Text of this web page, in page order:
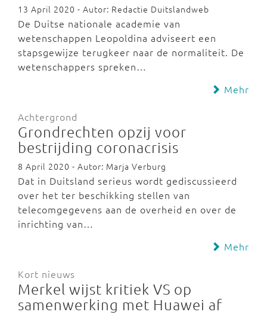
13 April 2020 - Autor: Redactie Duitslandweb
De Duitse nationale academie van
wetenschappen Leopoldina adviseert een
stapsgewijze terugkeer naar de normaliteit. De
wetenschappers spreken…
Mehr
Achtergrond
Grondrechten opzij voor
bestrijding coronacrisis
8 April 2020 - Autor: Marja Verburg
Dat in Duitsland serieus wordt gediscussieerd
over het ter beschikking stellen van
telecomgegevens aan de overheid en over de
inrichting van…
Mehr
Kort nieuws
Merkel wijst kritiek VS op
samenwerking met Huawei af